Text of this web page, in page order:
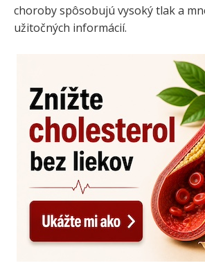
choroby spôsobujú vysoký tlak a
užitočných informácií.